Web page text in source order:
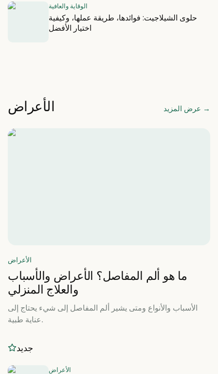
الوقاية والعافية
حلوى الشيلاجيت: فوائدها، طريقة عملها، وكيفية
اختيار الأفضل
الأعراض عرض المزيد →
الأعراض
ما هو ألم المفاصل؟ الأعراض والأسباب
والعلاج المنزلي
الأسباب والأنواع ومتى يشير ألم المفاصل إلى شيء يحتاج إلى
عناية طبية.
جديد
الأعراض